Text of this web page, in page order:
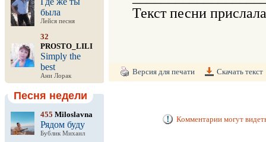
была
Лейся песня
32
PROSTO_LILI
Simply the
best
Ани Лорак
Песня недели
455 Miloslavna
Рядом буду
Бублик Михаил
Текст песни
Версия для печати Скачать текст
Комментарии могут